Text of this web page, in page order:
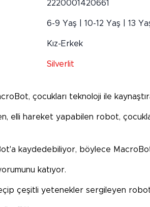
2220001420661
6-9 Yaş | 10-12 Yaş | 13
Kız-Erkek
Silverlit
çocukları teknoloji ile
elli hareket yapabilen robot,
kaydedebiliyor, böylece
katıyor.
çeşitli yetenekler sergileyen